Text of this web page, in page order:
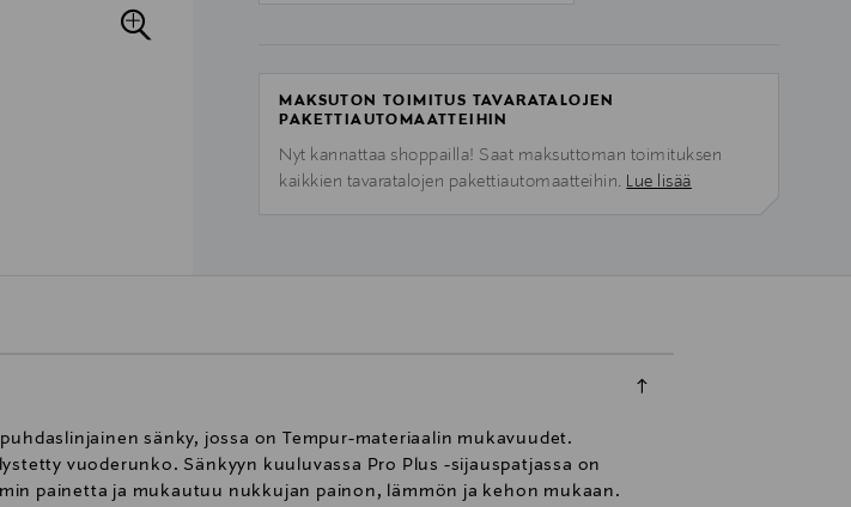
MAKSUTON TOIMITUS TAVARATALOJEN
PAKETTIAUTOMAATTEIHIN
Nyt kannattaa shoppailla! Saat maksuttoman toimituksen
kaikkien tavaratalojen pakettiautomaatteihin. Lue lisää
sänky, jossa on Tempur-materiaalin mukavuudet.
vuoderunko. Sänkyyn kuuluvassa Pro Plus -sijauspatjassa on
painetta ja mukautuu nukkujan painon, lämmön ja kehon mukaan.